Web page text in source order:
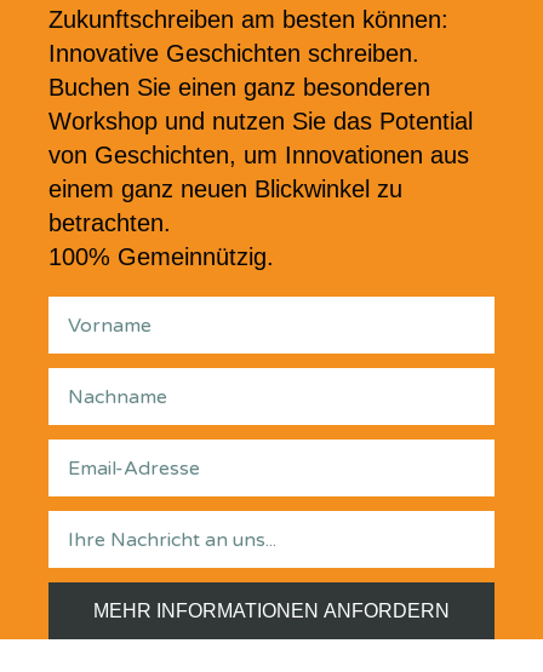
Zukunftschreiben am besten können:
Innovative Geschichten schreiben.
Buchen Sie einen ganz besonderen
Workshop und nutzen Sie das Potential
von Geschichten, um Innovationen aus
einem ganz neuen Blickwinkel zu
betrachten.
100% Gemeinnützig.
MEHR INFORMATIONEN ANFORDERN